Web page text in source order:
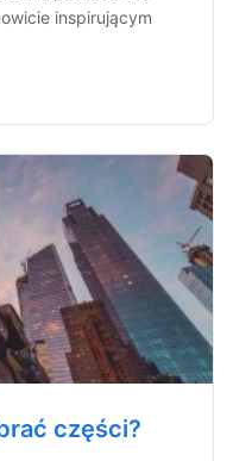
inspirującym
części?